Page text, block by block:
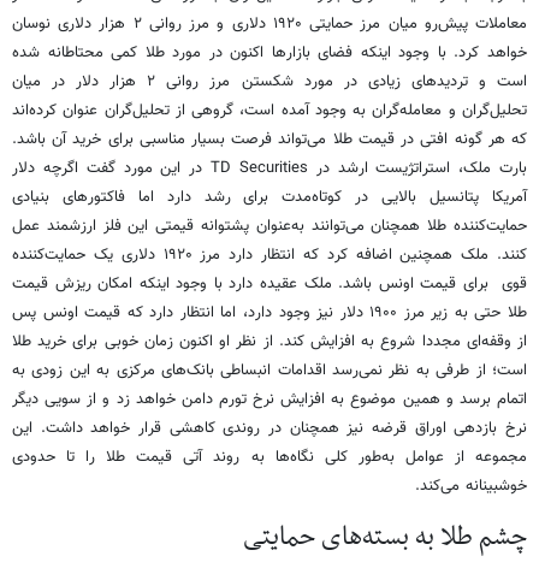
معاملات پیش‌رو میان مرز حمایتی ۱۹۲۰ دلاری و مرز روانی ۲ هزار دلاری نوسان
خواهد کرد. با وجود اینکه فضای بازارها اکنون در مورد طلا کمی محتاطانه شده
است و تردیدهای زیادی در مورد شکستن مرز روانی ۲ هزار دلار در میان
تحلیل‌گران و معامله‌گران به وجود آمده است، گروهی از تحلیل‌گران عنوان کرده‌اند
که هر گونه افتی در قیمت طلا می‌تواند فرصت بسیار مناسبی برای خرید آن باشد.
بارت ملک، استراتژیست ارشد در TD Securities در این مورد گفت اگرچه دلار
آمریکا پتانسیل بالایی در کوتاه‌مدت برای رشد دارد اما فاکتورهای بنیادی
حمایت‌کننده طلا همچنان می‌توانند به‌عنوان پشتوانه قیمتی این فلز ارزشمند عمل
کنند. ملک همچنین اضافه کرد که انتظار دارد مرز ۱۹۲۰ دلاری یک حمایت‌کننده
قوی برای قیمت اونس باشد. ملک عقیده دارد با وجود اینکه امکان ریزش قیمت
طلا حتی به زیر مرز ۱۹۰۰ دلار نیز وجود دارد، اما انتظار دارد که قیمت اونس پس
از وقفه‌ای مجددا شروع به افزایش کند. از نظر او اکنون زمان خوبی برای خرید طلا
است؛ از طرفی به نظر نمی‌رسد اقدامات انبساطی بانک‌های مرکزی به این زودی به
اتمام برسد و همین موضوع به افزایش نرخ تورم دامن خواهد زد و از سویی دیگر
نرخ بازدهی اوراق قرضه نیز همچنان در روندی کاهشی قرار خواهد داشت. این
مجموعه از عوامل به‌طور کلی نگاه‌ها به روند آتی قیمت طلا را تا حدودی
خوشبینانه می‌کند.
چشم طلا به بسته‌های حمایتی